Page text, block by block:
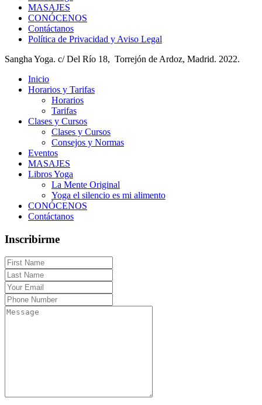
MASAJES
CONÓCENOS
Contáctanos
Política de Privacidad y Aviso Legal
Sangha Yoga. c/ Del Río 18, Torrejón de Ardoz, Madrid. 2022.
Inicio
Horarios y Tarifas
Horarios
Tarifas
Clases y Cursos
Clases y Cursos
Consejos y Normas
Eventos
MASAJES
Libros Yoga
La Mente Original
Yoga el silencio es mi alimento
CONÓCENOS
Contáctanos
Inscribirme